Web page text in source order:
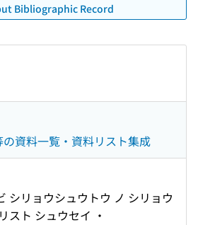
Bibliographic Record
資料一覧・資料リスト集成
シリョウシュウトウ ノ シリョウ
スト シュウセイ ・